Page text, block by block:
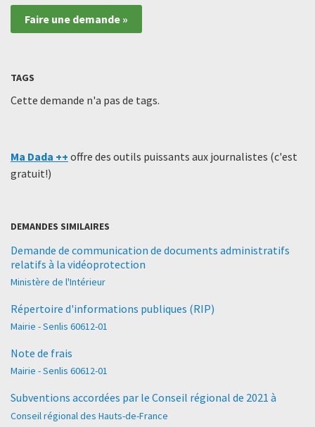
Faire une demande »
TAGS
Cette demande n'a pas de tags.
Ma Dada ++ offre des outils puissants aux journalistes (c'est
gratuit!)
DEMANDES SIMILAIRES
Demande de communication de documents administratifs
relatifs à la vidéoprotection
Ministère de l'Intérieur
Répertoire d'informations publiques (RIP)
Mairie - Senlis 60612-01
Note de frais
Mairie - Senlis 60612-01
Subventions accordées par le Conseil régional de 2021 à
Conseil régional des Hauts-de-France